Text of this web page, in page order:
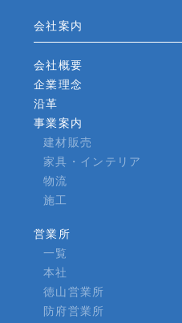
会社案内
会社概要
企業理念
沿革
事業案内
建材販売
家具・インテリア
物流
施工
営業所
一覧
本社
徳山営業所
防府営業所